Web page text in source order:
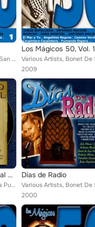
Various Artists, Bonet De San Pedro, Moncho, Juanito Segarra, Orquesta Pérez Prado, Lola Sevilla, Sara Montiel, Antonio Machín, ...
Los Mágicos 50, Vol. 1
2009
Cancionero Sentimental de España
Various Artists, Niña De La Puebla, Juanito Valderrama, Los 5 Latinos, Juanita Reina, Gloria Lasso, Carmen Morell, Paquita Rico,...
Días de Radio
2000